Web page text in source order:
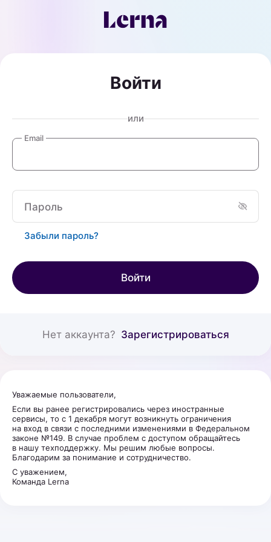
Войти
или
Email
Пароль
Забыли пароль?
Войти
Нет аккаунта? Зарегистрироваться
Уважаемые пользователи,
Если вы ранее регистрировались через иностранные
сервисы, то с 1 декабря могут возникнуть ограничения
на вход в связи с последними изменениями в Федеральном
законе №149. В случае проблем с доступом обращайтесь
в нашу техподдержку. Мы решим любые вопросы.
Благодарим за понимание и сотрудничество.
С уважением,
Команда Lerna